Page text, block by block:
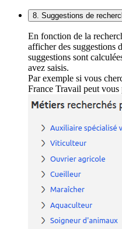
8. Suggestions de
En fonction de la
afficher des suggestions
suggestions sont
avez saisis.
Par exemple si vous
France Travail peut vous